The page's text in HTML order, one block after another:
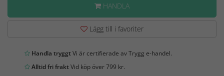
HANDLA
Lägg till i favoriter
Handla tryggtVi är certifierade av Trygg e-handel.
Alltid fri fraktVid köp över 799 kr.